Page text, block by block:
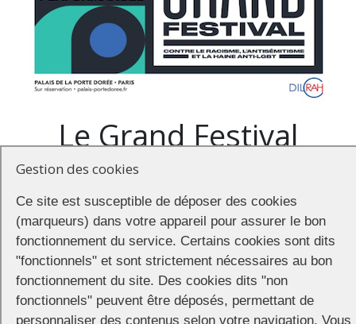
Le Grand Festival
À l’occasion de la semaine d’éducation et d’actions contre le racisme,
l’antisémitisme et la haine anti-LGBT,
Le Grand Festival revient pour
e
édition du 24 au 27 mars au Musée de l’histoire de
l’immigration. Au programme, des débats, des spectacles, des
rencontres et des performances : les artistes prennent la parole et
s’engagent contre les discriminations à travers une programmation
ouverte à tous ! Détails de la programmationsur le site du musée
Le Grand Festival est organisé avec le soutien de laDélégation
Gestion des cookies
Ce site est susceptible de déposer des cookies
(marqueurs) dans votre appareil pour assurer le bon
fonctionnement du service. Certains cookies sont dits
"fonctionnels" et sont strictement nécessaires au bon
fonctionnement du site. Des cookies dits "non
fonctionnels" peuvent être déposés, permettant de
personnaliser des contenus selon votre navigation. Vous